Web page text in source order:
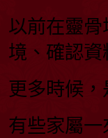
以前在靈
境、確認
更多時候
有些家屬